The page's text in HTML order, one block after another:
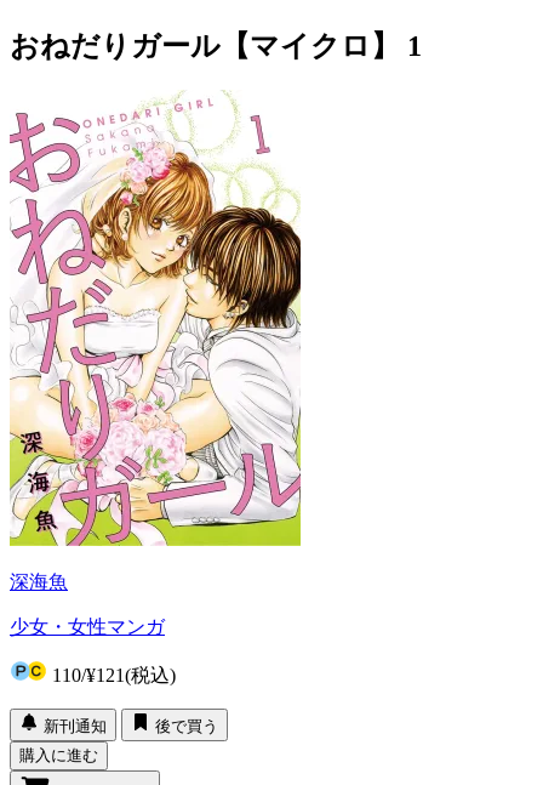
おねだりガール【マイクロ】 1
深海魚
少女・女性マンガ
110/¥121(税込)
新刊通知
後で買う
購入に進む